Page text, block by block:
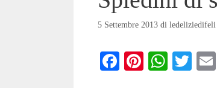
5 Settembre 2013 di ledeliziedifeli
Fa Pi
W
T